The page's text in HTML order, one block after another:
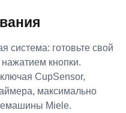
система: готовьте свой
кнопки.
CupSensor,
максимально
Miele.